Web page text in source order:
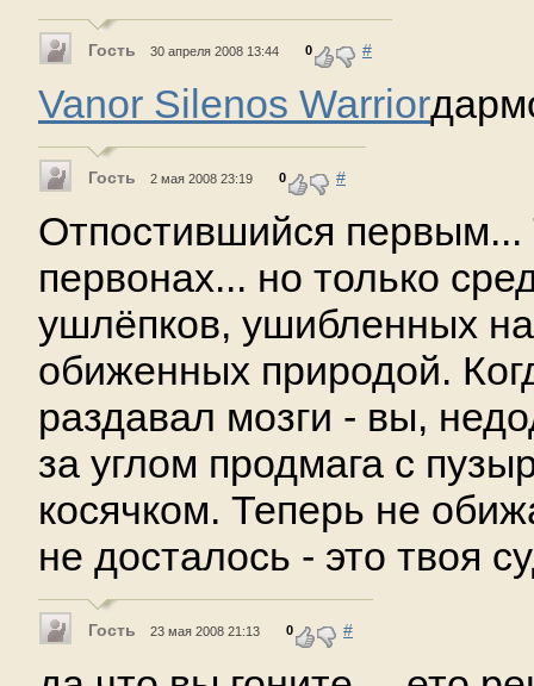
Гость 30 апреля 2008 13:44 0 #
Vanor Silenos Warrior
Гость 2 мая 2008 23:19 0 #
Отпостившийся первым...
первонах... но только
ушлёпков, ушибленных на
обиженных природой.
раздавал мозги - вы,
за углом продмага с
косячком. Теперь не
не досталось - это твоя
Гость 23 мая 2008 21:13 0 #